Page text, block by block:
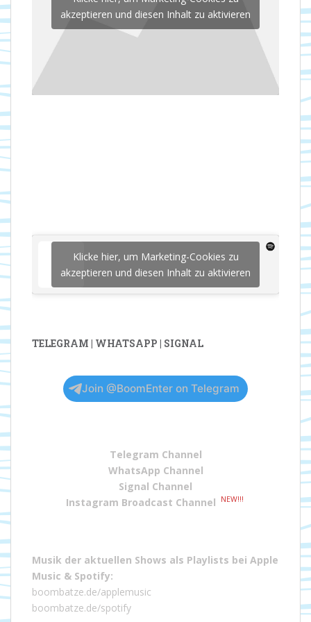
akzeptieren und diesen Inhalt zu aktivieren
Klicke hier, um Marketing-Cookies zu
akzeptieren und diesen Inhalt zu aktivieren
TELEGRAM | WHATSAPP | SIGNAL
Join @BoomEnter on Telegram
Telegram Channel
WhatsApp Channel
Signal Channel
Instagram Broadcast Channel
NEW!!!
Musik der aktuellen Shows als Playlists bei Apple
Music & Spotify:
boombatze.de/applemusic
boombatze.de/spotify